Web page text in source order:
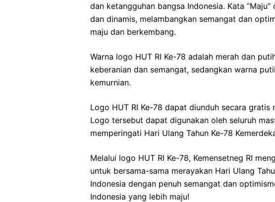
dan ketangguhan bangsa Indonesia. Kata
dan dinamis, melambangkan semangat dan
maju dan berkembang.
Warna logo HUT RI Ke-78 adalah merah dan
keberanian dan semangat, sedangkan warna
kemurnian.
Logo HUT RI Ke-78 dapat diunduh secara gratis
Logo tersebut dapat digunakan oleh seluruh
memperingati Hari Ulang Tahun Ke-78
Melalui logo HUT RI Ke-78, Kemensetneg RI
untuk bersama-sama merayakan Hari Ulang
Indonesia dengan penuh semangat dan
Indonesia yang lebih maju!